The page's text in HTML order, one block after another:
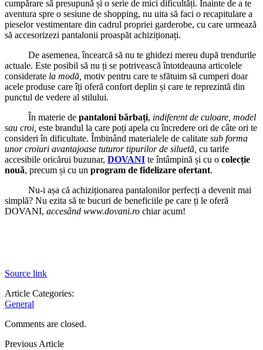
cumpărare să presupună și o serie de mici dificultăți. Înainte de a te
aventura spre o sesiune de shopping, nu uita să faci o recapitulare a
pieselor vestimentare din cadrul propriei garderobe, cu care urmează
să accesorizezi pantalonii proaspăt achiziționați.
De asemenea, încearcă să nu te ghidezi mereu după trendurile
actuale. Este posibil să nu ți se potrivească întotdeauna articolele
considerate la modă, motiv pentru care te sfătuim să cumperi doar
acele produse care îți oferă confort deplin și care te reprezintă din
punctul de vedere al stilului.
În materie de pantaloni bărbați, indiferent de culoare, model
sau croi, este brandul la care poți apela cu încredere ori de câte ori te
consideri în dificultate. Îmbinând materialele de calitate sub forma
unor croiuri avantajoase tuturor tipurilor de siluetă, cu tarife
accesibile oricărui buzunar, DOVANI te întâmpină și cu o colecție
nouă, precum și cu un program de fidelizare ofertant.
Nu-i așa că achiziționarea pantalonilor perfecți a devenit mai
simplă? Nu ezita să te bucuri de beneficiile pe care ți le oferă
DOVANI, accesând www.dovani.ro chiar acum!
Source link
Article Categories:
General
Comments are closed.
Previous Article